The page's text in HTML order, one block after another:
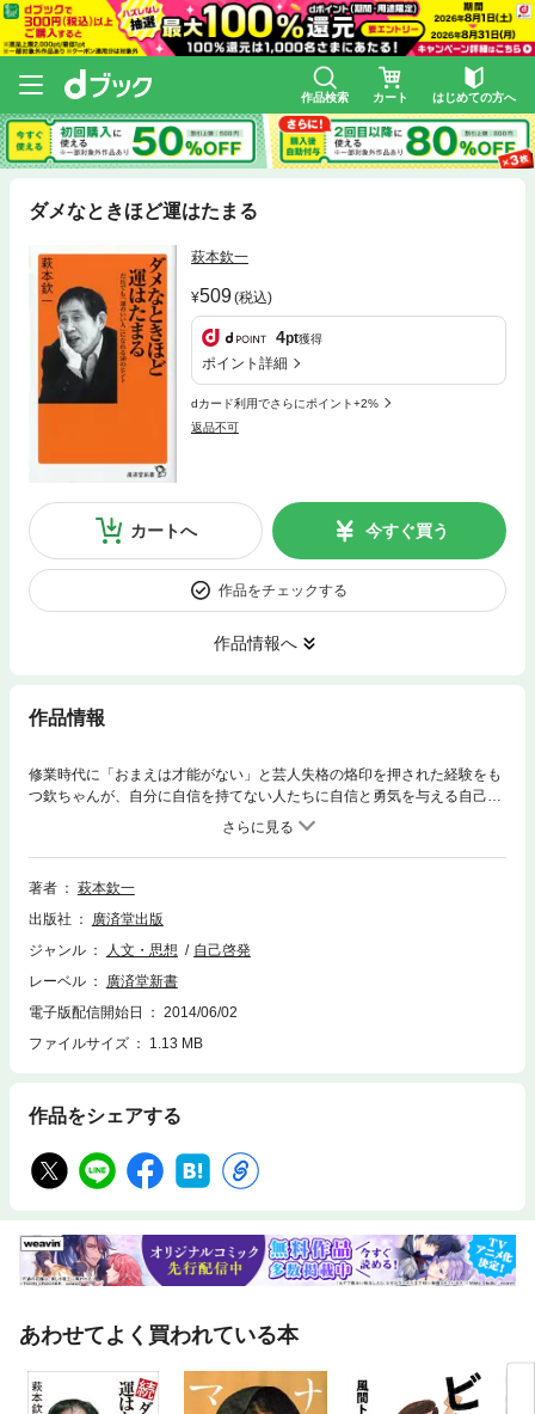
作品検索 カート はじめての方へ
ダメなときほど運はたまる
萩本欽一
509(税込)
4pt獲得
ポイント詳細
dカード利用でさらにポイント+2%
返品不可
カートへ 今すぐ買う
作品をチェックする
作品情報へ
作品情報
修業時代に「おまえは才能がない」と芸人失格の烙印を押された経験をも
つ欽ちゃんが、自分に自信を持てない人たちに自信と勇気を与える自己啓
発本。 「向いていない仕事に運がある」「ダメな若者ほど夢に近い」「運
をつかむには言葉を磨け」「家族と一緒に運を育てる」「お金より運をた
めよう」など。
著者
萩本欽一
出版社
廣済堂出版
ジャンル
人文・思想
自己啓発
レーベル
廣済堂新書
電子版配信開始日
2014/06/02
ファイルサイズ
1.13 MB
作品をシェアする
あわせてよく買われている本